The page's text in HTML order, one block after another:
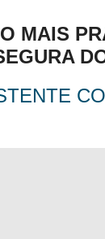
MAIS